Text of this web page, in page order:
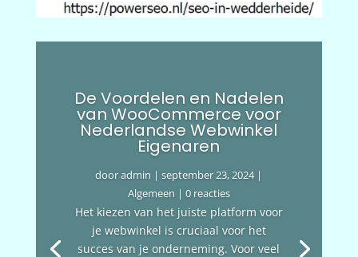
De Voordelen en Nadelen
van WooCommerce voor
Nederlandse Webwinkel
Eigenaren
dooradmin |september 23, 2024|
Algemeen | 0 reacties
Het kiezen van het juiste platform voor
je webwinkel is cruciaal voor het
succes van je onderneming. Voor veel